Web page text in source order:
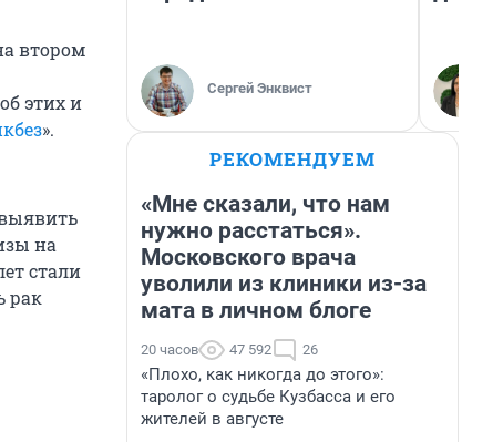
втором
этих и
».
на
стали
рак
Сергей Энквист
РЕКОМЕНДУЕМ
«Мне сказали, что нам
нужно расстаться».
Московского врача
уволили из клиники из-за
мата в личном блоге
20 часов 47 592 26
«Плохо, как никогда до этого»:
таролог о судьбе Кузбасса и его
жителей в августе